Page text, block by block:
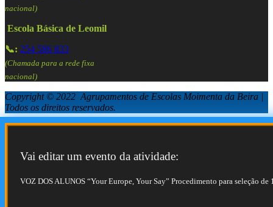
nacional)
Escola Básica de Leomil
📞: 254 586 833
(Chamada para a rede fixa
nacional)
Copyright © 2022 Agrupamentos de Escolas Moimenta da Beira |
Todos os direitos reservados.
Vai editar um evento da atividade:
VOZ DOS ALUNOS “Your Europe, Your Say” Procedimento para seleção de